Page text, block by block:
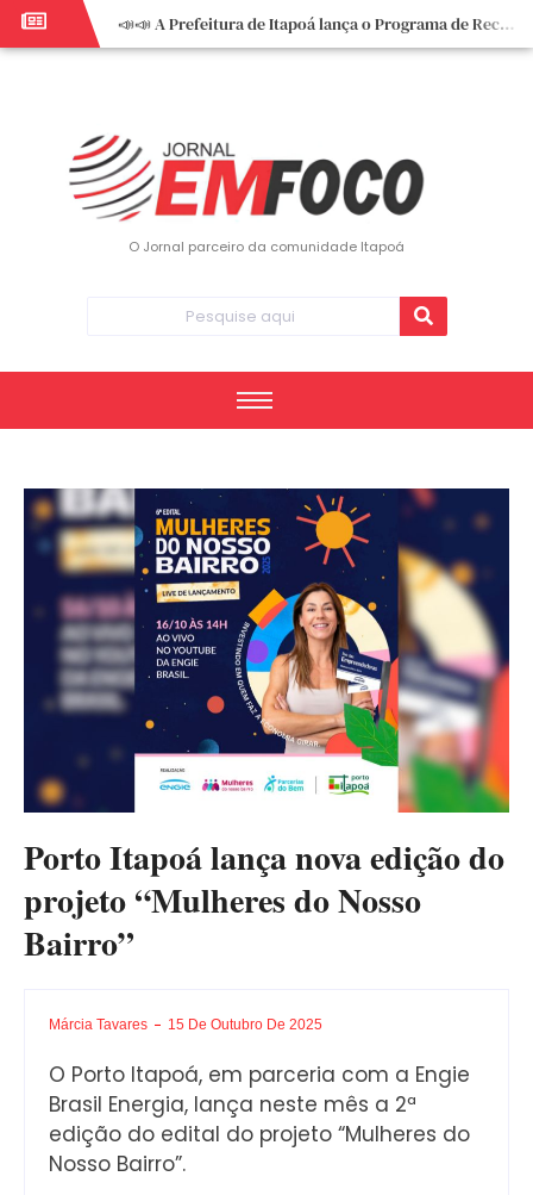
📣📣 A Prefeitura de Itapoá lança o Programa de Recuperação Fiscal (REFIS).
📢 Empreendedor do turismo, esta oportunidade é para você! Itapoá – SC.
O Jornal parceiro da comunidade Itapoá
Porto Itapoá lança nova edição do
projeto “Mulheres do Nosso
Bairro”
Márcia Tavares 15 De Outubro De 2025
O Porto Itapoá, em parceria com a Engie
Brasil Energia, lança neste mês a 2ª
edição do edital do projeto “Mulheres do
Nosso Bairro”.